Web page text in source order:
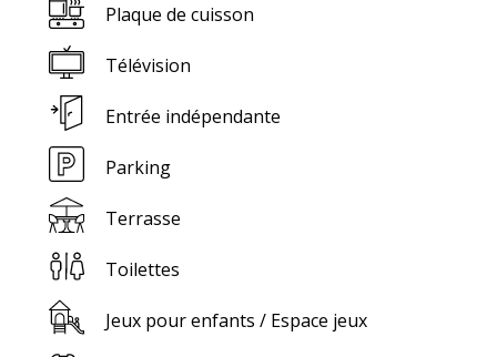
Plaque de cuisson
Télévision
Entrée indépendante
Parking
Terrasse
Toilettes
Jeux pour enfants / Espace jeux